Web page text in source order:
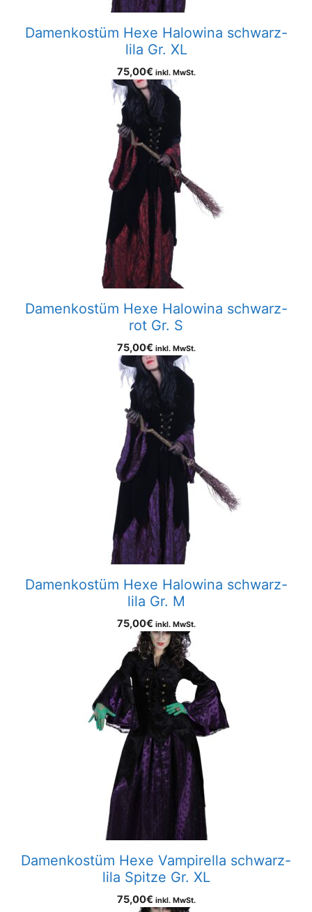
Damenkostüm Hexe Halowina schwarz-
lila Gr. XL
75,00€ inkl. MwSt.
Damenkostüm Hexe Halowina schwarz-
rot Gr. S
75,00€ inkl. MwSt.
Damenkostüm Hexe Halowina schwarz-
lila Gr. M
75,00€ inkl. MwSt.
Damenkostüm Hexe Vampirella schwarz-
lila Spitze Gr. XL
75,00€ inkl. MwSt.